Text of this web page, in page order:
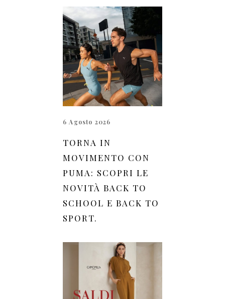
6 Agosto 2026
TORNA IN
MOVIMENTO CON
PUMA: SCOPRI LE
NOVITÀ BACK TO
SCHOOL E BACK TO
SPORT.